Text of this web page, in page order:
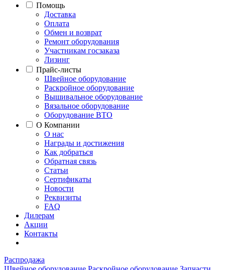
Помощь
Доставка
Оплата
Обмен и возврат
Ремонт оборудования
Участникам госзаказа
Лизинг
Прайс-листы
Швейное оборудование
Раскройное оборудование
Вышивальное оборудование
Вязальное оборудование
Оборудование ВТО
О Компании
О нас
Награды и достижения
Как добраться
Обратная связь
Статьи
Сертификаты
Новости
Реквизиты
FAQ
Дилерам
Акции
Контакты
Распродажа